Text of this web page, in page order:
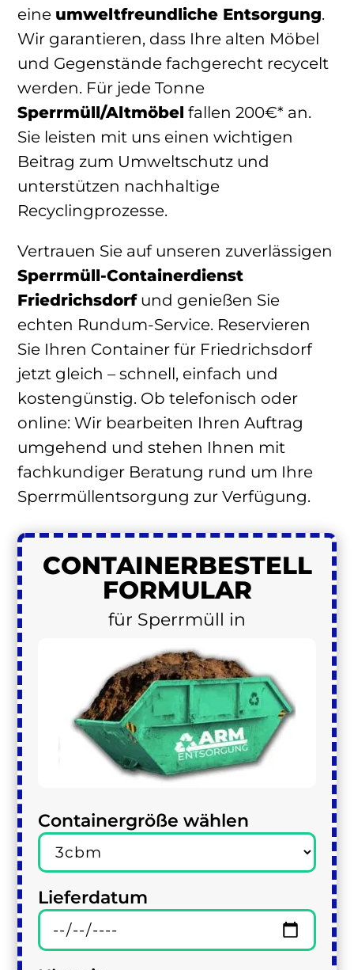
eine umweltfreundliche Entsorgung.
Wir garantieren, dass Ihre alten Möbel
und Gegenstände fachgerecht recycelt
werden. Für jede Tonne
Sperrmüll/Altmöbel fallen 200€* an.
Sie leisten mit uns einen wichtigen
Beitrag zum Umweltschutz und
unterstützen nachhaltige
Recyclingprozesse.
Vertrauen Sie auf unseren zuverlässigen
Sperrmüll-Containerdienst
Friedrichsdorfund genießen Sie
echten Rundum-Service. Reservieren
Sie Ihren Container für Friedrichsdorf
jetzt gleich – schnell, einfach und
kostengünstig. Ob telefonisch oder
online: Wir bearbeiten Ihren Auftrag
umgehend und stehen Ihnen mit
fachkundiger Beratung rund um Ihre
Sperrmüllentsorgung zur Verfügung.
CONTAINERBESTELL
FORMULAR
für Sperrmüll in
Containergröße wählen
Lieferdatum